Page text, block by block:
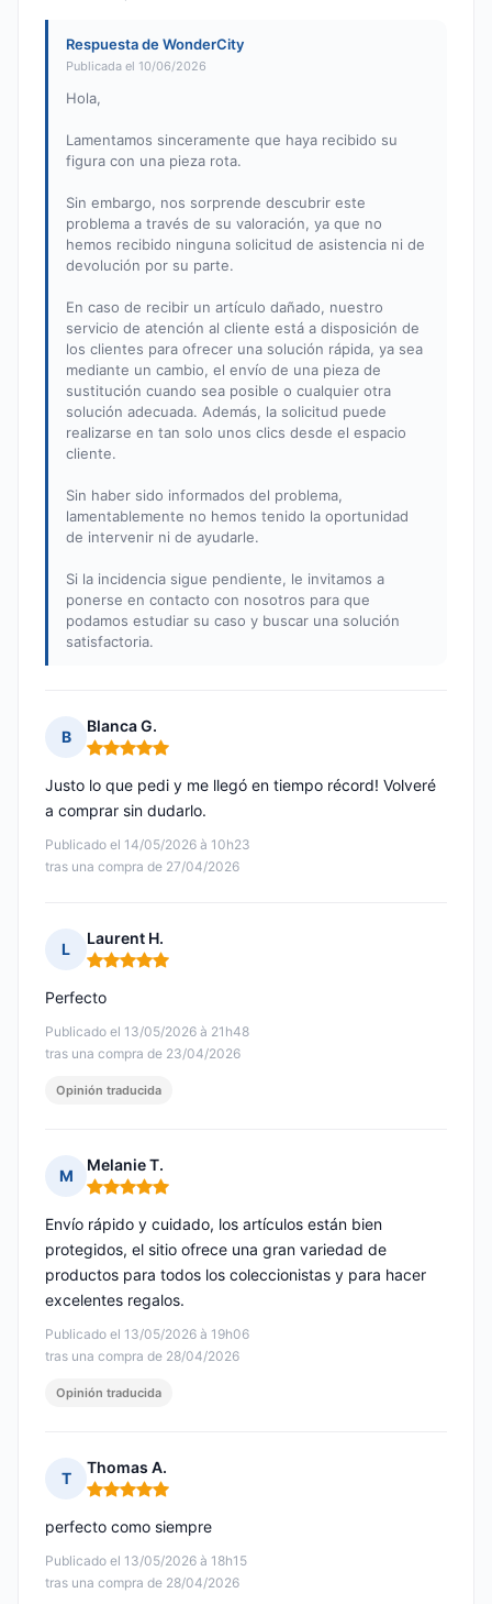
Respuesta de WonderCity
Publicada el 10/06/2026
Hola,
Lamentamos sinceramente que haya recibido su
figura con una pieza rota.
Sin embargo, nos sorprende descubrir este
problema a través de su valoración, ya que no
hemos recibido ninguna solicitud de asistencia ni de
devolución por su parte.
En caso de recibir un artículo dañado, nuestro
servicio de atención al cliente está a disposición de
los clientes para ofrecer una solución rápida, ya sea
mediante un cambio, el envío de una pieza de
sustitución cuando sea posible o cualquier otra
solución adecuada. Además, la solicitud puede
realizarse en tan solo unos clics desde el espacio
cliente.
Sin haber sido informados del problema,
lamentablemente no hemos tenido la oportunidad
de intervenir ni de ayudarle.
Si la incidencia sigue pendiente, le invitamos a
ponerse en contacto con nosotros para que
podamos estudiar su caso y buscar una solución
satisfactoria.
B
Blanca G.
Nota: 5 de 5
Publicado el 14/05/2026 à 10h23
tras una compra de 27/04/2026
Justo lo que pedi y me llegó en tiempo récord! Volveré
a comprar sin dudarlo.
L
Laurent H.
Nota: 5 de 5
Publicado el 13/05/2026 à 21h48
tras una compra de 23/04/2026
Perfecto
Opinión traducida
M
Melanie T.
Nota: 5 de 5
Publicado el 13/05/2026 à 19h06
tras una compra de 28/04/2026
Envío rápido y cuidado, los artículos están bien
protegidos, el sitio ofrece una gran variedad de
productos para todos los coleccionistas y para hacer
excelentes regalos.
Opinión traducida
T
Thomas A.
Nota: 5 de 5
Publicado el 13/05/2026 à 18h15
tras una compra de 28/04/2026
perfecto como siempre